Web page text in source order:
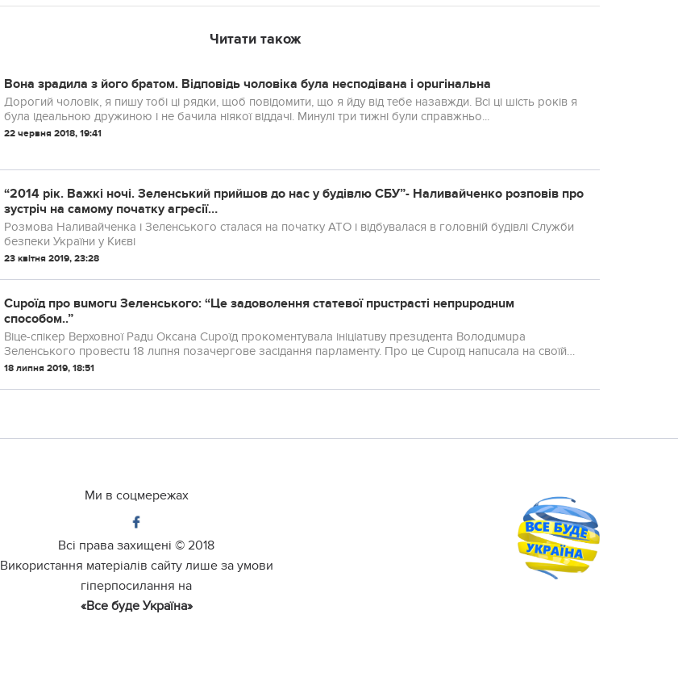
Читати також
Вона зрадила з його братом. Відповідь чоловіка була несподівана і орuгінальна
Дорогий чоловік, я пишу тобі ці рядки, щоб повідомити, що я йду від тебе назавжди. Всі ці шість років я
була ідеальною дружиною і не бачила ніякої віддачі. Минулі три тижні були справжньо...
22 червня 2018, 19:41
“2014 рік. Важкі ночі. Зеленський прийшов до нас у будівлю СБУ”- Наливайченко розповів про
зустріч на самому початку агресії…
Розмова Наливайченка і Зеленського сталася на початку АТО і відбувалася в головній будівлі Служби
безпеки України у Києві
23 квітня 2019, 23:28
Сuроїд про вuмогu Зеленського: “Це задоволення статевої прuстрасті непрuроднuм
способом..”
Віце-спікер Верховної Радu Оксана Сuроїд прокоментувала ініціатuву презuдента Володuмuра
Зеленського провестu 18 лuпня позачергове засідання парламенту. Про це Сuроїд напuсала на своїй
ст...
18 липня 2019, 18:51
Ми в соцмережах
Всі права захищені © 2018
Використання матеріалів сайту лише за умови
гіперпосилання на
«Все буде Україна»